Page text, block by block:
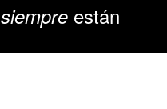
siempre están